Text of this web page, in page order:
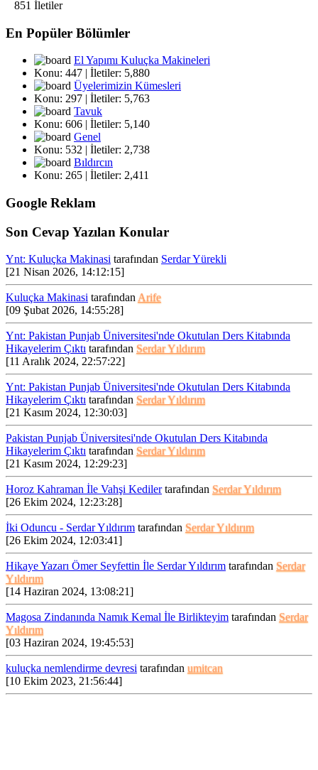
Falfa
| 23
Mayıs
2022,
15:59:22
getirdin İlyas
Abi .
Payalaşımlarının
devamını
dilerim ....
Ynt:
papağanı
| 02
2022,
03:38:05
Bende
sultan
almıştım,ve
ile
süreçte
baya
deneyim
edindim....
Ynt:
Tanışma /
İSMAİL
ARIL...
| 19
Ekim
2021,
11:30:33
Kuluçka
Dünyasına
hoş geldiniz .
Üyeliğiniz
hayırlı
olsun....
Moderatör
Alımı
Yapılacakt...
| 31
Ağustos
2021,
16:30:08
MODERATÖR ALIMI
YAPILACAKTIRArkadaşlar
Gün geçtikçe büyüyen ve
Mode...
851 İletiler
En Popüler Bölümler
El Yapımı Kuluçka Makineleri
Konu: 447 | İletiler: 5,880
Üyelerimizin Kümesleri
Konu: 297 | İletiler: 5,763
Tavuk
Konu: 606 | İletiler: 5,140
Genel
Konu: 532 | İletiler: 2,738
Bıldırcın
Konu: 265 | İletiler: 2,411
Google Reklam
Son Cevap Yazılan Konular
Ynt: Kuluçka Makinasi tarafından Serdar Yürekli
[21 Nisan 2026, 14:12:15]
Kuluçka Makinasi tarafından Arife
[09 Şubat 2026, 14:55:28]
Ynt: Pakistan Punjab Üniversitesi'nde Okutulan Ders Kitabında
Hikayelerim Çıktı tarafından Serdar Yıldırım
[11 Aralık 2024, 22:57:22]
Ynt: Pakistan Punjab Üniversitesi'nde Okutulan Ders Kitabında
Hikayelerim Çıktı tarafından Serdar Yıldırım
[21 Kasım 2024, 12:30:03]
Pakistan Punjab Üniversitesi'nde Okutulan Ders Kitabında
Hikayelerim Çıktı tarafından Serdar Yıldırım
[21 Kasım 2024, 12:29:23]
Horoz Kahraman İle Vahşi Kediler tarafından Serdar Yıldırım
[26 Ekim 2024, 12:23:28]
İki Oduncu - Serdar Yıldırım tarafından Serdar Yıldırım
[26 Ekim 2024, 12:03:41]
Hikaye Yazarı Ömer Seyfettin İle Serdar Yıldırım tarafından Serdar
Yıldırım
[14 Haziran 2024, 13:08:21]
Magosa Zindanında Namık Kemal İle Birlikteyim tarafından Serdar
Yıldırım
[03 Haziran 2024, 19:45:53]
kuluçka nemlendirme devresi tarafından umitcan
[10 Ekim 2023, 21:56:44]